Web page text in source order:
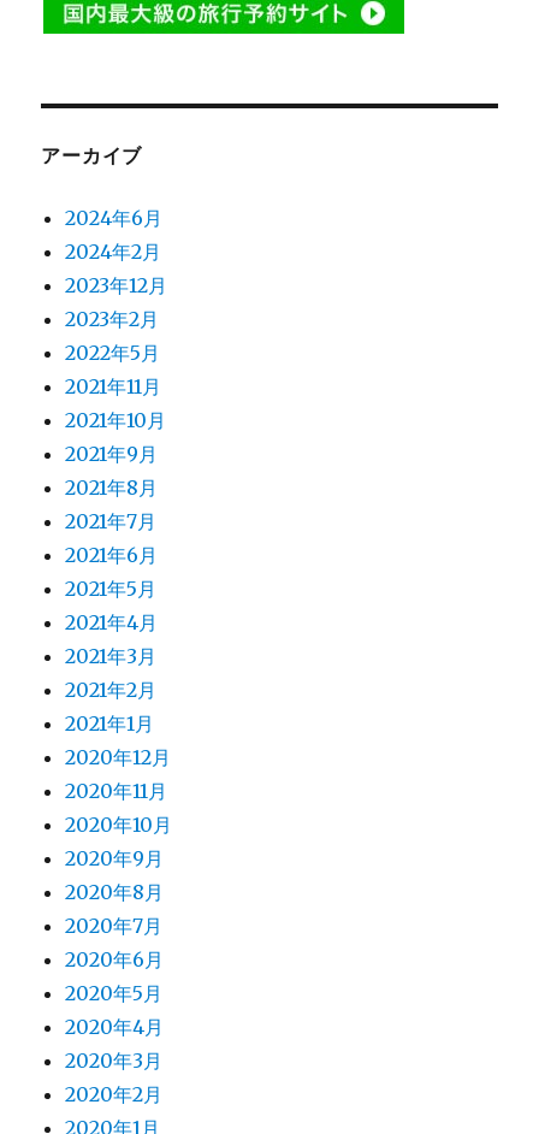
アーカイブ
2024年6月
2024年2月
2023年12月
2023年2月
2022年5月
2021年11月
2021年10月
2021年9月
2021年8月
2021年7月
2021年6月
2021年5月
2021年4月
2021年3月
2021年2月
2021年1月
2020年12月
2020年11月
2020年10月
2020年9月
2020年8月
2020年7月
2020年6月
2020年5月
2020年4月
2020年3月
2020年2月
2020年1月